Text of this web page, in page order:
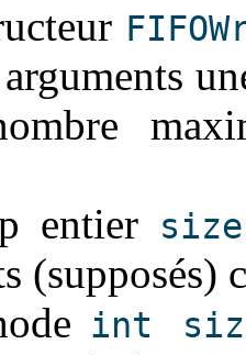
entier
size
int